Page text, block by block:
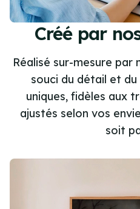
Créé par
Réalisé sur-mesure par
souci du détail et
uniques, fidèles aux
ajustés selon vos
soit